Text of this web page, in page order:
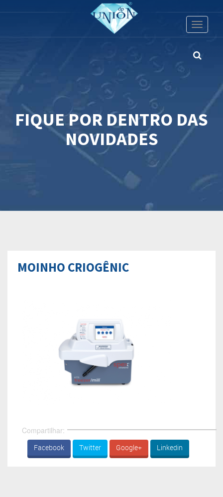
Toggle
FIQUE POR DENTRO DAS
NOVIDADES
MOINHO CRIOGÊNIC
Compartilhar:
Facebook Twitter Google+ Linkedin